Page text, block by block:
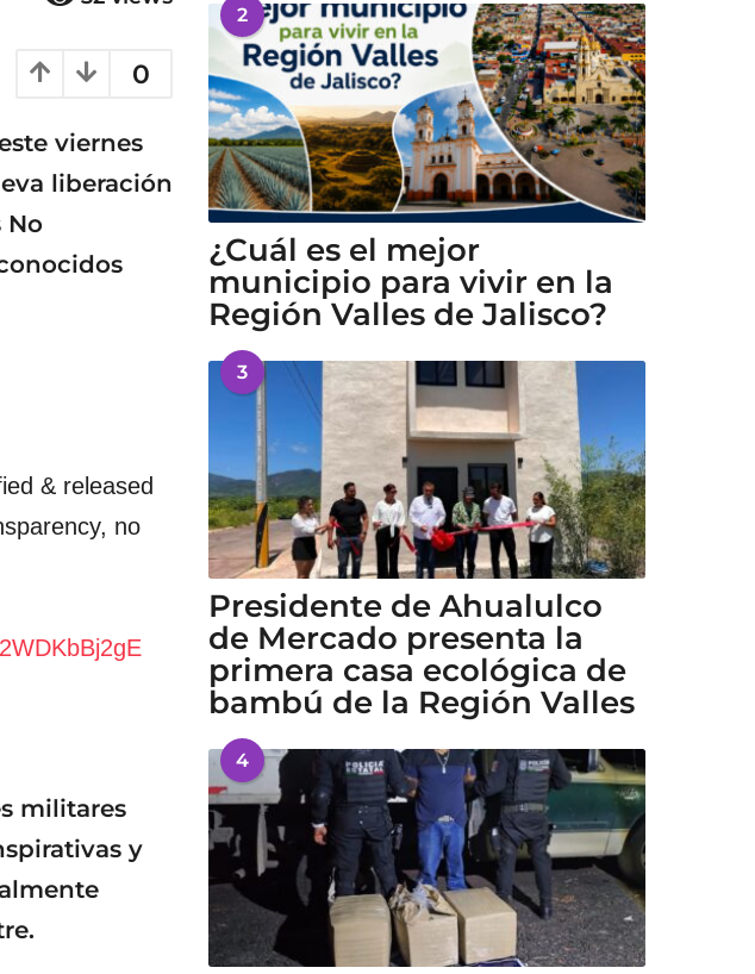
0
viernes
liberación
No
& released
no
militares
y
2
¿Cuál es el mejor
municipio para vivir en la
Región Valles de Jalisco?
3
Presidente de Ahualulco
de Mercado presenta la
primera casa ecológica de
bambú de la Región Valles
4